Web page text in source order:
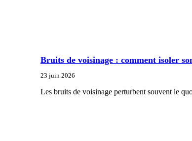
Bruits de voisinage : comment isoler
23 juin 2026
Les bruits de voisinage perturbent souvent le